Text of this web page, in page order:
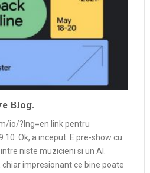
Blog.
io/?lng=en link pentru
Ok, a inceput. E pre-show cu
niste muzicieni si un AI.
impresionant ce bine poate